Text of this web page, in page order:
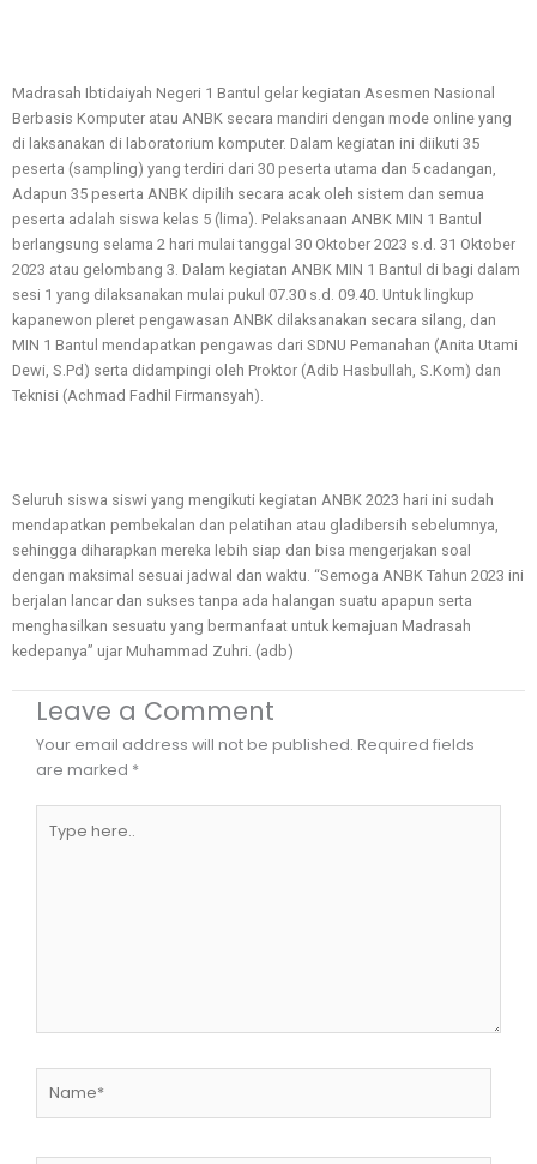
Madrasah Ibtidaiyah Negeri 1 Bantul gelar kegiatan Asesmen Nasional
Berbasis Komputer atau ANBK secara mandiri dengan mode online yang
di laksanakan di laboratorium komputer. Dalam kegiatan ini diikuti 35
peserta (sampling) yang terdiri dari 30 peserta utama dan 5 cadangan,
Adapun 35 peserta ANBK dipilih secara acak oleh sistem dan semua
peserta adalah siswa kelas 5 (lima). Pelaksanaan ANBK MIN 1 Bantul
berlangsung selama 2 hari mulai tanggal 30 Oktober 2023 s.d. 31 Oktober
2023 atau gelombang 3. Dalam kegiatan ANBK MIN 1 Bantul di bagi dalam
sesi 1 yang dilaksanakan mulai pukul 07.30 s.d. 09.40. Untuk lingkup
kapanewon pleret pengawasan ANBK dilaksanakan secara silang, dan
MIN 1 Bantul mendapatkan pengawas dari SDNU Pemanahan (Anita Utami
Dewi, S.Pd) serta didampingi oleh Proktor (Adib Hasbullah, S.Kom) dan
Teknisi (Achmad Fadhil Firmansyah).
Seluruh siswa siswi yang mengikuti kegiatan ANBK 2023 hari ini sudah
mendapatkan pembekalan dan pelatihan atau gladibersih sebelumnya,
sehingga diharapkan mereka lebih siap dan bisa mengerjakan soal
dengan maksimal sesuai jadwal dan waktu. “Semoga ANBK Tahun 2023 ini
berjalan lancar dan sukses tanpa ada halangan suatu apapun serta
menghasilkan sesuatu yang bermanfaat untuk kemajuan Madrasah
kedepanya” ujar Muhammad Zuhri. (adb)
Leave a Comment
Your email address will not be published. Required fields
are marked *
here..